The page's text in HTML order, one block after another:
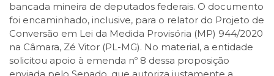
bancada mineira de deputados federais. O documento
foi encaminhado, inclusive, para o relator do Projeto de
Conversão em Lei da Medida Provisória (MP) 944/2020
na Câmara, Zé Vitor (PL-MG). No material, a entidade
solicitou apoio à emenda nº 8 dessa proposição